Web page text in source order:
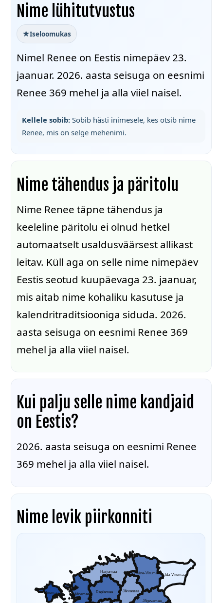
Nime lühitutvustus
Iseloomukas
Nimel Renee on Eestis nimepäev 23.
jaanuar. 2026. aasta seisuga on eesnimi
Renee 369 mehel ja alla viiel naisel.
Kellele sobib:Sobib hästi inimesele, kes otsib nime
Renee, mis on selge mehenimi.
Nime tähendus ja päritolu
Nime Renee täpne tähendus ja
keeleline päritolu ei olnud hetkel
automaatselt usaldusväärsest allikast
leitav. Küll aga on selle nime nimepäev
Eestis seotud kuupäevaga 23. jaanuar,
mis aitab nime kohaliku kasutuse ja
kalendritraditsiooniga siduda. 2026.
aasta seisuga on eesnimi Renee 369
mehel ja alla viiel naisel.
Kui palju selle nime kandjaid
on Eestis?
2026. aasta seisuga on eesnimi Renee
369 mehel ja alla viiel naisel.
Nime levik piirkonniti
Hiiumaa Läänemaa Raplamaa
Harjumaa Lääne-Virumaa Ida-Virumaa
Järvamaa
Jõgevamaa